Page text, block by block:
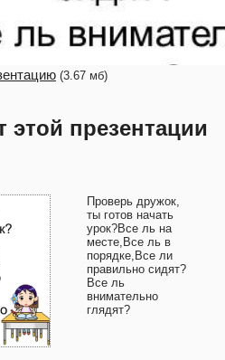
(3.67 мб)
этой презентации
Проверь дружок,
ты готов начать
урок?Все ль на
месте,Все ль в
порядке,Все ли
правильно сидят?
Все ль
внимательно
глядят?